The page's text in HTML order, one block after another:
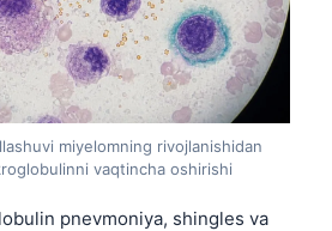
miyelomning rivojlanishidan
vaqtincha oshirishi
pnevmoniya, shingles va